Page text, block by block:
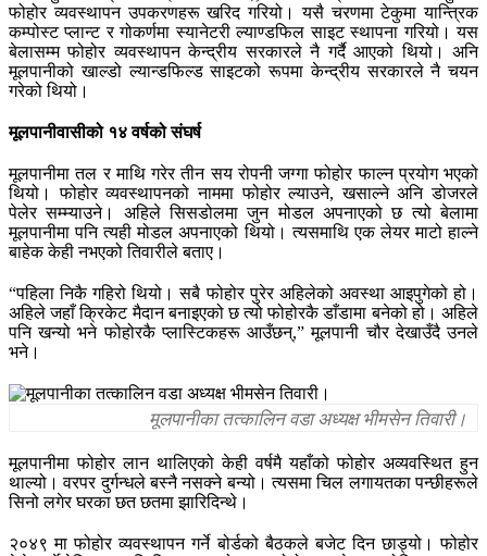
फोहोर व्यवस्थापन उपकरणहरू खरिद गरियो। यसै चरणमा टेकुमा यान्त्रिक
कम्पोस्ट प्लान्ट र गोकर्णमा स्यानेटरी ल्याण्डफिल साइट स्थापना गरियो। यस
बेलासम्म फोहोर व्यवस्थापन केन्द्रीय सरकारले नै गर्दै आएको थियो। अनि
मूलपानीको खाल्डो ल्यान्डफिल्ड साइटको रूपमा केन्द्रीय सरकारले नै चयन
गरेको थियो।
मूलपानीवासीको १४ वर्षको संघर्ष
मूलपानीमा तल र माथि गरेर तीन सय रोपनी जग्गा फोहोर फाल्न प्रयोग भएको
थियो। फोहोर व्यवस्थापनको नाममा फोहोर ल्याउने, खसाल्ने अनि डोजरले
पेलेर सम्म्याउने। अहिले सिसडोलमा जुन मोडल अपनाएको छ त्यो बेलामा
मूलपानीमा पनि त्यही मोडल अपनाएको थियो। त्यसमाथि एक लेयर माटो हाल्ने
बाहेक केही नभएको तिवारीले बताए।
“पहिला निकै गहिरो थियो। सबै फोहोर पुरेर अहिलेको अवस्था आइपुगेको हो।
अहिले जहाँ क्रिकेट मैदान बनाइएको छ त्यो फोहोरकै डाँडामा बनेको हो। अहिले
पनि खन्यो भने फोहोरकै प्लास्टिकहरू आउँछन्,” मूलपानी चौर देखाउँदै उनले
भने।
मूलपानीका तत्कालिन वडा अध्यक्ष भीमसेन तिवारी।
मूलपानीमा फोहोर लान थालिएको केही वर्षमै यहाँको फोहोर अव्यवस्थित हुन
थाल्यो। वरपर दुर्गन्धले बस्नै नसक्ने बन्यो। त्यसमा चिल लगायतका पन्छीहरूले
सिनो लगेर घरका छत छतमा झारिदिन्थे।
२०४९ मा फोहोर व्यवस्थापन गर्ने बोर्डको बैठकले बजेट दिन छाड्यो। फोहोर